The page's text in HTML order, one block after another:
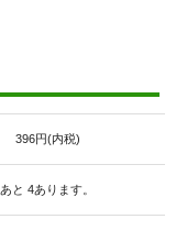
396円(内税)
あと 4あります。